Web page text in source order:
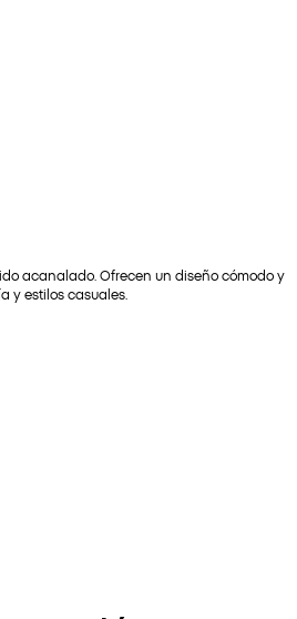
acanalado. Ofrecen un diseño cómodo y
y estilos casuales.